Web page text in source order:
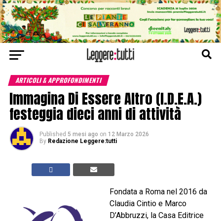
ARTICOLI & APPROFONDIMENTI
Immagina Di Essere Altro (I.D.E.A.)
festeggia dieci anni di attività
Published 5 mesi ago on 12 Marzo 2026
By Redazione Leggere:tutti
Fondata a Roma nel 2016 da
Claudia Cintio e Marco
D’Abbruzzi, la Casa Editrice